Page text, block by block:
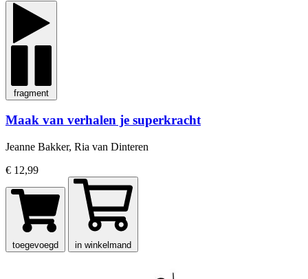
fragment
Maak van verhalen je superkracht
Jeanne Bakker, Ria van Dinteren
€ 12,99
toegevoegd in winkelmand